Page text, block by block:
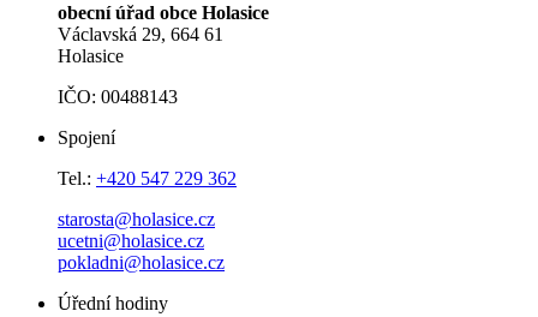
obecní úřad obce Holasice
Václavská 29, 664 61
Holasice
IČO: 00488143
Spojení
Tel.: +420 547 229 362
starosta@holasice.cz
ucetni@holasice.cz
pokladni@holasice.cz
Úřední hodiny